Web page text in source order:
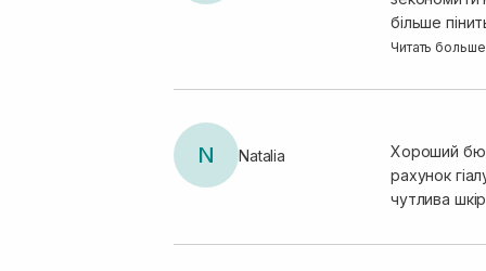
більше піниться теж
. Добре що
Читать больше
N Natalia
Хороший бюджетний гель для вмивання , гарно піниться ,
рахунок гіалуронової